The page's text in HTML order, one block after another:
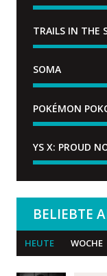
TRAILS IN THE
SOMA
POKÉMON
YS X: PROUD
BELIEBTE
HEUTE WOCHE